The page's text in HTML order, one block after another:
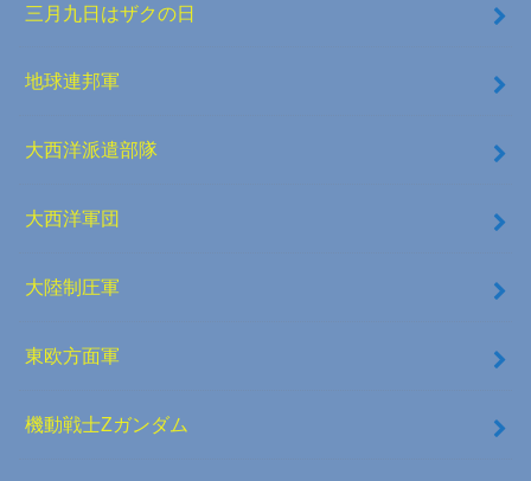
三月九日はザクの日
地球連邦軍
大西洋派遣部隊
大西洋軍団
大陸制圧軍
東欧方面軍
機動戦士Zガンダム